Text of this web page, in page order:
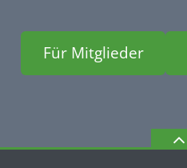
Für Mitglieder